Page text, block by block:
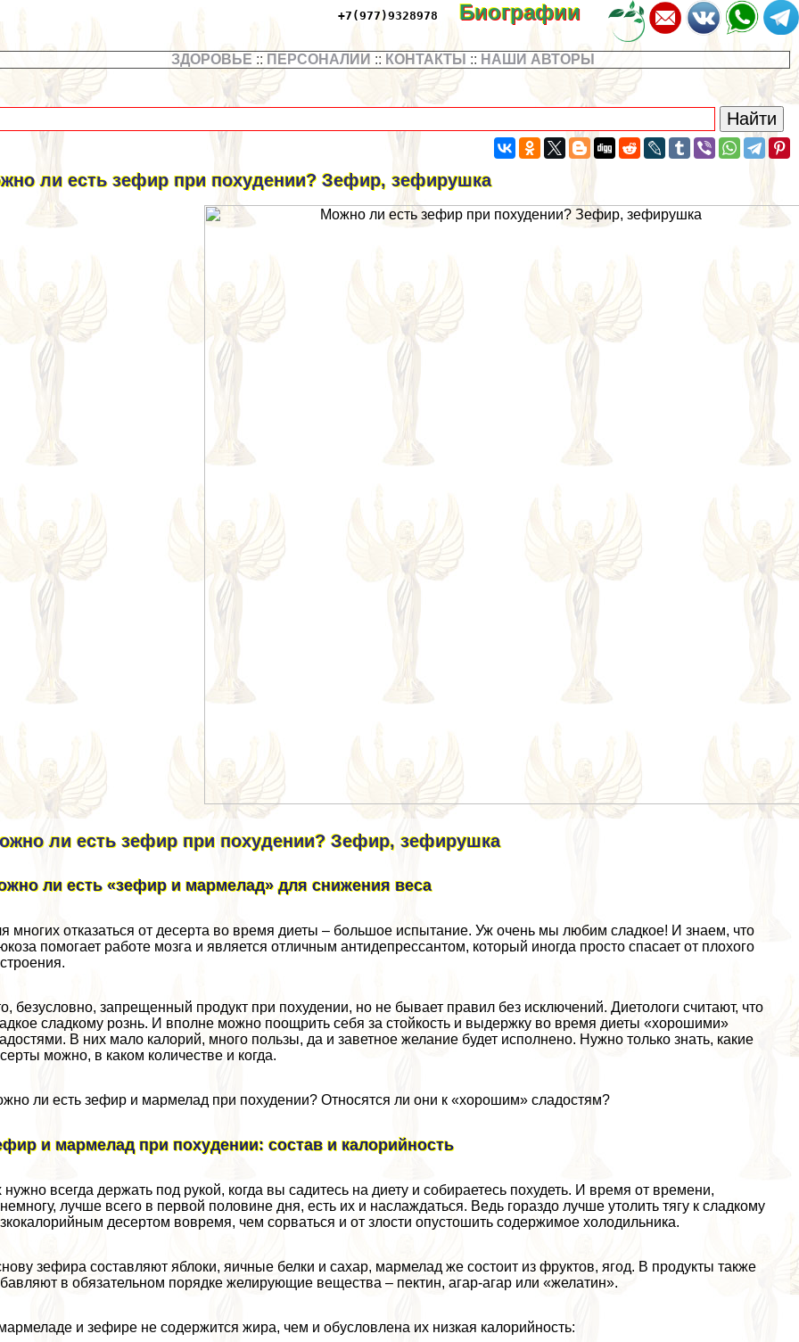
+7(977)9328978 Биографии
ЗДОРОВЬЕ :: ПЕРСОНАЛИИ :: КОНТАКТЫ :: НАШИ АВТОРЫ
ли есть зефир при похудении? Зефир, зефирушка
ли есть зефир при похудении? Зефир, зефирушка
ли eсть «зeфир и мaрмелад» для cнижeния вecа
многих отказаться от десерта во время диеты – большое испытание. Уж очень мы любим сладкое! И знаем, что
помогает работе мозга и является отличным антидепрессантом, который иногда просто спасает от плохого
безусловно, запрещенный продукт при похудении, но не бывает правил без исключений. Диетологи считают, что
сладкому рознь. И вполне можно поощрить себя за стойкость и выдержку во время диеты «хорошими»
В них мало калорий, много пользы, да и заветное желание будет исполнено. Нужно только знать, какие
можно, в каком количестве и когда.
ли есть зефир и мармелад при похудении? Относятся ли они к «хорошим» сладостям?
и мармелад при похудении: состав и калорийность
нужно всегда держать под рукой, когда вы садитесь на диету и собираетесь похудеть. И время от времени,
лучше всего в первой половине дня, есть их и наслаждаться. Ведь гораздо лучше утолить тягу к сладкому
десертом вовремя, чем сорваться и от злости опустошить содержимое холодильника.
зефира составляют яблоки, яичные белки и сахар, мармелад же состоит из фруктов, ягод. В продукты также
в обязательном порядке желирующие вещества – пектин, агар-агар или «желатин».
и зефире не содержится жира, чем и обусловлена их низкая калорийность: